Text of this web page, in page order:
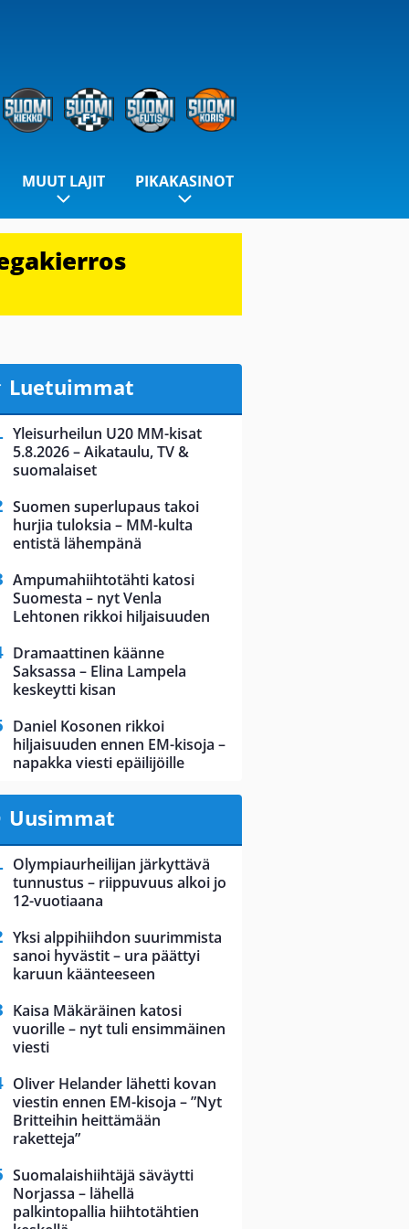
MUUT LAJIT PIKAKASINOT
Luetuimmat
Yleisurheilun U20 MM-kisat
5.8.2026 – Aikataulu, TV &
suomalaiset
Suomen superlupaus takoi
hurjia tuloksia – MM-kulta
entistä lähempänä
Ampumahiihtotähti katosi
Suomesta – nyt Venla
Lehtonen rikkoi hiljaisuuden
Dramaattinen käänne
Saksassa – Elina Lampela
keskeytti kisan
Daniel Kosonen rikkoi
hiljaisuuden ennen EM-kisoja –
napakka viesti epäilijöille
Uusimmat
Olympiaurheilijan järkyttävä
tunnustus – riippuvuus alkoi jo
12-vuotiaana
Yksi alppihiihdon suurimmista
sanoi hyvästit – ura päättyi
karuun käänteeseen
Kaisa Mäkäräinen katosi
vuorille – nyt tuli ensimmäinen
viesti
Oliver Helander lähetti kovan
viestin ennen EM-kisoja – ”Nyt
Britteihin heittämään
raketteja”
Suomalaishiihtäjä säväytti
Norjassa – lähellä
palkintopallia hiihtotähtien